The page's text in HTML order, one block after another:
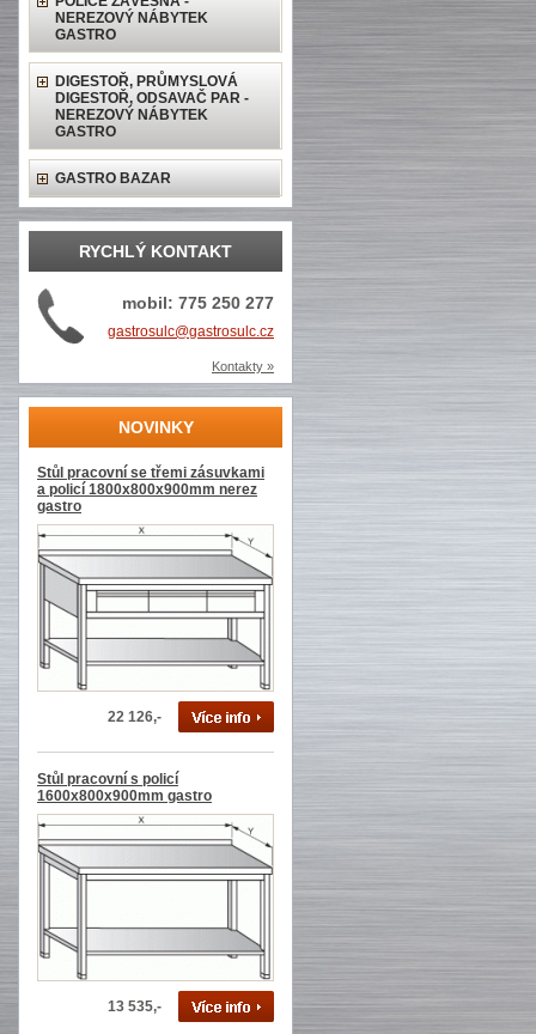
NEREZOVÝ NÁBYTEK
GASTRO
DIGESTOŘ, PRŮMYSLOVÁ
DIGESTOŘ, ODSAVAČ PAR -
NEREZOVÝ NÁBYTEK
GASTRO
GASTRO BAZAR
RYCHLÝ KONTAKT
mobil: 775 250 277
gastrosulc@gastrosulc.cz
Kontakty »
NOVINKY
Stůl pracovní se třemi zásuvkami
a policí 1800x800x900mm nerez
gastro
22 126,-
Stůl pracovní s policí
1600x800x900mm gastro
13 535,-